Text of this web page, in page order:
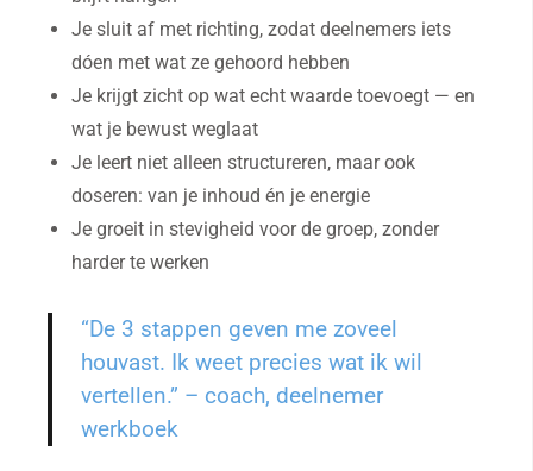
Je sluit af met richting, zodat deelnemers iets
dóen met wat ze gehoord hebben
Je krijgt zicht op wat echt waarde toevoegt — en
wat je bewust weglaat
Je leert niet alleen structureren, maar ook
doseren: van je inhoud én je energie
Je groeit in stevigheid voor de groep, zonder
harder te werken
“De 3 stappen geven me zoveel
houvast. Ik weet precies wat ik wil
vertellen.” – coach, deelnemer
werkboek